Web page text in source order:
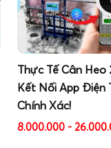
Thực Tế Cân
Kết Nối App Điện
Chính Xác!
8.000.000 -